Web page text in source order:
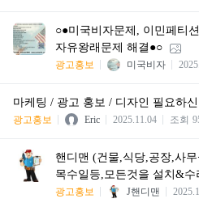
○●미국비자문제, 이민페티
자유왕래문제 해결●○
광고홍보 미국비자
마케팅 / 광고 홍보 / 디자인 필요하
광고홍보 Eric 2025.11.04 조회
핸디맨 (건물,식당,공장,사
목수일등,모든것을 설치&수
광고홍보 J핸디맨